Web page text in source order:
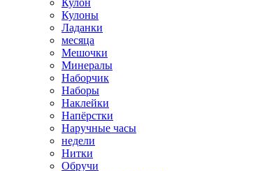
Кулон
Кулоны
Ладанки
месяца
Мешочки
Минералы
Наборчик
Наборы
Наклейки
Напёрстки
Наручные часы
недели
Нитки
Обручи